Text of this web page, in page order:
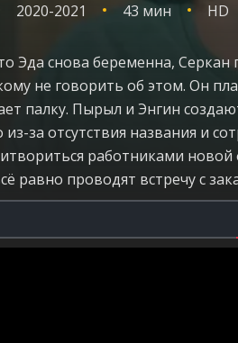
2020-2021 43 мин HD
Эда снова беременна,
не говорить об этом. Он
палку. Пырыл и Энгин
из-за отсутствия названия и
работниками новой
равно проводят встречу с